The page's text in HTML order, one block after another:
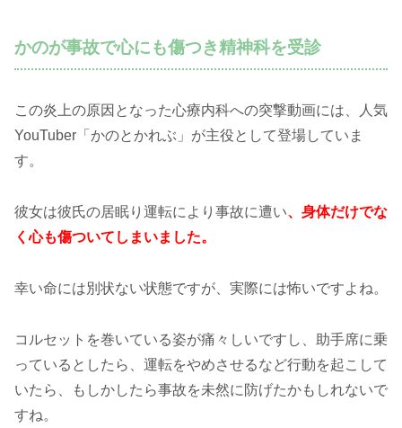
かのが事故で心にも傷つき精神科を受診
この炎上の原因となった心療内科への突撃動画には、人気
YouTuber「かのとかれぶ」が主役として登場していま
す。
彼女は彼氏の居眠り運転により事故に遭い、身体だけでな
く心も傷ついてしまいました。
幸い命には別状ない状態ですが、実際には怖いですよね。
コルセットを巻いている姿が痛々しいですし、助手席に乗
っているとしたら、運転をやめさせるなど行動を起こして
いたら、もしかしたら事故を未然に防げたかもしれないで
すね。